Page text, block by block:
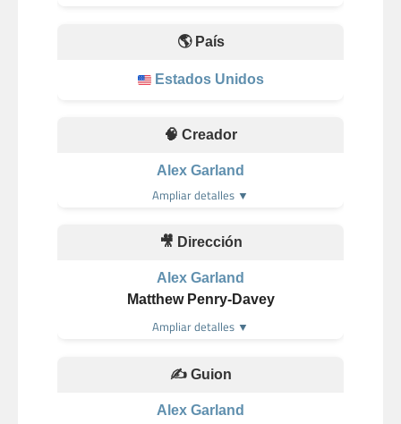
🌎 País
Estados Unidos
🧠 Creador
Alex Garland
Ampliar detalles ▼
🎥 Dirección
Alex Garland
Matthew Penry-Davey
Ampliar detalles ▼
✍️ Guion
Alex Garland